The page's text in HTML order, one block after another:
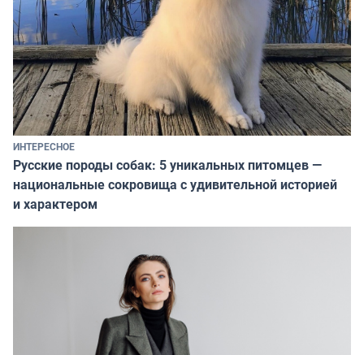
ИНТЕРЕСНОЕ
Русские породы собак: 5 уникальных питомцев —
национальные сокровища с удивительной историей
и характером